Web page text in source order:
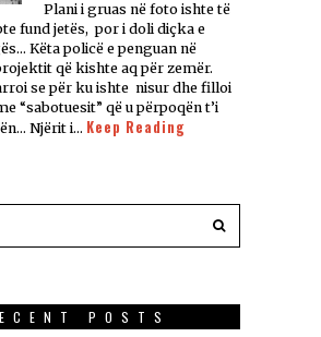
Plani i gruas në foto ishte të
fund jetës, por i doli diçka e
Këta policë e penguan në
që kishte aq për zemër.
se për ku ishte nisur dhe filloi
“sabotuesit” që u përpoqën t’i
Njërit i… Keep Reading
POSTS